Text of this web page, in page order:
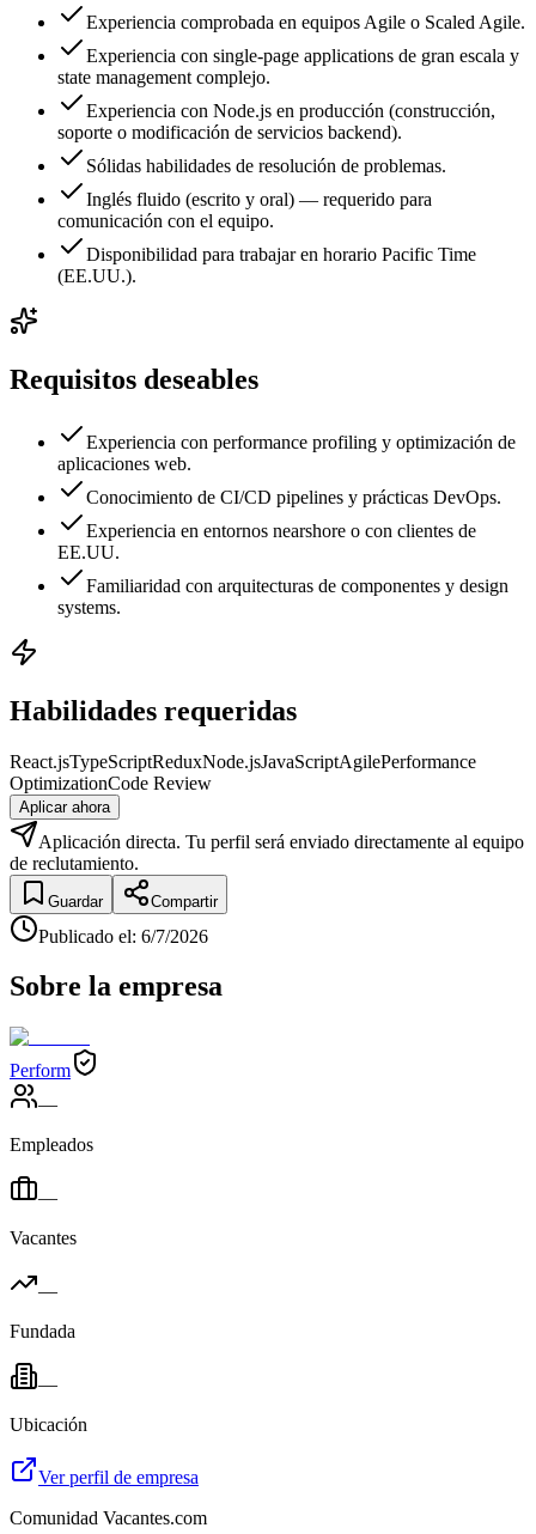
Experiencia comprobada en equipos Agile o Scaled Agile.
Experiencia con single-page applications de gran escala y
state management complejo.
Experiencia con Node.js en producción (construcción,
soporte o modificación de servicios backend).
Sólidas habilidades de resolución de problemas.
Inglés fluido (escrito y oral) — requerido para
comunicación con el equipo.
Disponibilidad para trabajar en horario Pacific Time
(EE.UU.).
Requisitos deseables
Experiencia con performance profiling y optimización de
aplicaciones web.
Conocimiento de CI/CD pipelines y prácticas DevOps.
Experiencia en entornos nearshore o con clientes de
EE.UU.
Familiaridad con arquitecturas de componentes y design
systems.
Habilidades requeridas
React.jsTypeScriptReduxNode.jsJavaScriptAgilePerformance
OptimizationCode Review
Aplicar ahora
Aplicación directa. Tu perfil será enviado directamente al equipo
de reclutamiento.
Guardar Compartir
Publicado el: 6/7/2026
Sobre la empresa
Perform
—
Empleados
—
Vacantes
—
Fundada
—
Ubicación
Ver perfil de empresa
Comunidad Vacantes.com